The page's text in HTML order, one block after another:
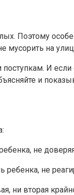
Поэтому
мусорить на
И если
и
не
ребенка, не
ни вторая